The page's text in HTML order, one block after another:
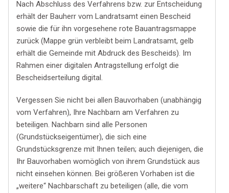
Nach Abschluss des Verfahrens bzw. zur Entscheidung
erhält der Bauherr vom Landratsamt einen Bescheid
sowie die für ihn vorgesehene rote Bauantragsmappe
zurück (Mappe grün verbleibt beim Landratsamt, gelb
erhält die Gemeinde mit Abdruck des Bescheids). Im
Rahmen einer digitalen Antragstellung erfolgt die
Bescheidserteilung digital.
Vergessen Sie nicht bei allen Bauvorhaben (unabhängig
vom Verfahren), Ihre Nachbarn am Verfahren zu
beteiligen. Nachbarn sind alle Personen
(Grundstückseigentümer), die sich eine
Grundstücksgrenze mit Ihnen teilen; auch diejenigen, die
Ihr Bauvorhaben womöglich von ihrem Grundstück aus
nicht einsehen können. Bei größeren Vorhaben ist die
„weitere“ Nachbarschaft zu beteiligen (alle, die vom